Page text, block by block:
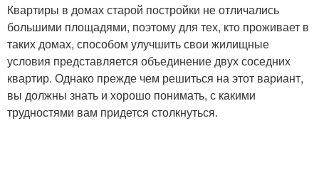
Квартиры в домах старой постройки не отличались
большими площадями, поэтому для тех, кто проживает в
таких домах, способом улучшить свои жилищные
условия представляется объединение двух соседних
квартир. Однако прежде чем решиться на этот вариант,
вы должны знать и хорошо понимать, с какими
трудностями вам придется столкнуться.